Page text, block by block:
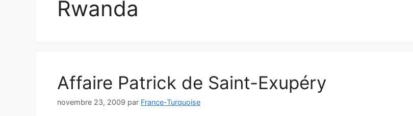
Rwanda
Affaire Patrick de Saint-Exupéry
novembre 23, 2009 par France-Turquoise